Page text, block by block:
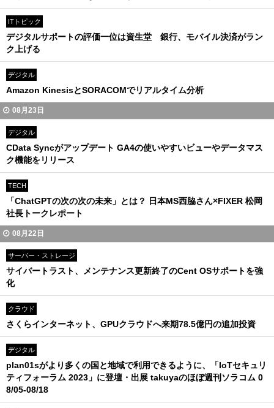
ITトピック
デジタルサポートの評価一位は資生堂 銀行、モバイル決済がラン
ク上げる
デジタル
Amazon KinesisとSORACOMでリアルタイム分析
08月23日
デジタル
CData Syncがアップデート GA4の使いやすいビューやデータマス
ク機能をリリース
TECH
「ChatGPTの次の次の未来」とは？ 日本MS西脇さん×FIXER 松岡
社長トークレポート
08月22日
サーバー・ストレージ
サイバートラスト、メンテナンス更新終了のCent OSサポートを強
化
クラウド
さくらインターネット、GPUクラウドへ来期78.5億円の追加投資
デジタル
plan01sがより多くの国と地域で利用できるように、「IoTセキュリ
ティフォーラム 2023」に登壇・出展 takuyaのほぼ週刊ソラコム 0
8/05-08/18